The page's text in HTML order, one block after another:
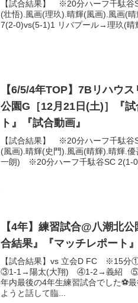
【試合結果】 ※20分ハーフ千駄
(壮悟).風画(理玖).晴輝(風画).風画(
7(2-0)vs(5-1)1 リバプール→理玖(晴
【6/5/4年TOP】7Bリハウ
公園G［12月21日(土)］『
ト』『試合動画』
【試合結果】 ※20分ハーフ千駄
(風画).晴輝(史門).風画(晴輝).晴輝.
一朗) ※20分ハーフ千駄谷SC 2(1-
【4年】練習試合@八潮北
合結果』『マッチレポート
【試合結果】vs 立会D FC ※15
③1-1→陽太(大翔) ④1-2→義紹
年内最後の4年生練習試合でした⚽
ようと話して臨...